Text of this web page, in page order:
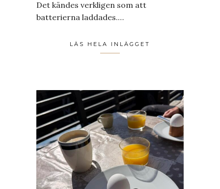
Det kändes verkligen som att
batterierna laddades.…
LÄS HELA INLÄGGET